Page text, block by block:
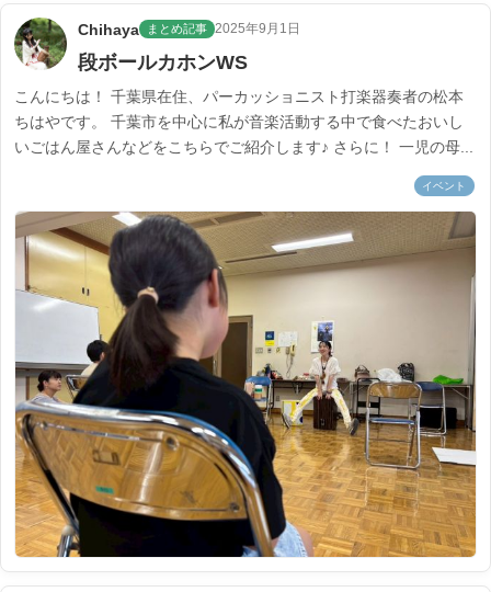
Chihaya まとめ記事 2025年9月1日
段ボールカホンWS
こんにちは！ 千葉県在住、パーカッショニスト打楽器奏者の松本
ちはやです。 千葉市を中心に私が音楽活動する中で食べたおいし
いごはん屋さんなどをこちらでご紹介します♪ さらに！ 一児の母...
イベント